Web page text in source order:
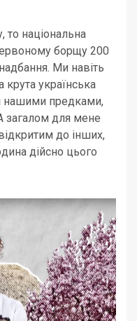
національна
борщу 200
Ми навіть
крута українська
нашими предками,
А загалом для мене
до інших,
дійсно цього